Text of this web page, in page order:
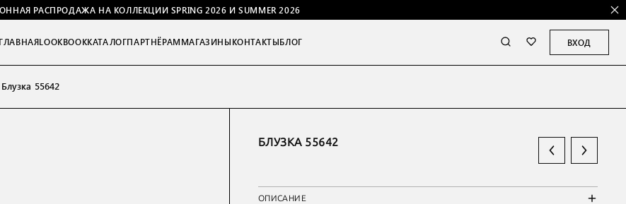
РАСПРОДАЖА НА КОЛЛЕКЦИИ SPRING 2026 И SUMMER 2026
ГЛАВНАЯLOOKBOOKКАТАЛОГПАРТНЁРАММАГАЗИНЫКОНТАКТЫБЛОГ ВХОД
Блузка 55642
БЛУЗКА 55642
ОПИСАНИЕ